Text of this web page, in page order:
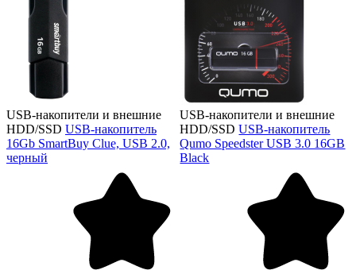
USB-накопители и внешние
HDD/SSD USB-накопитель
16Gb SmartBuy Clue, USB 2.0,
черный
USB-накопители и внешние
HDD/SSD USB-накопитель
Qumo Speedster USB 3.0 16GB
Black